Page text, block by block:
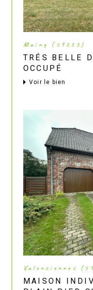
Maing (59233)
TRÉS BELLE
OCCUPÉ
voir le bien
Valenciennes
MAISON